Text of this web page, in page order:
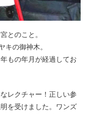
とのこと。
キの御神木。
もの年月が経過してお
レクチャー！正しい参
を受けました。ワンズ